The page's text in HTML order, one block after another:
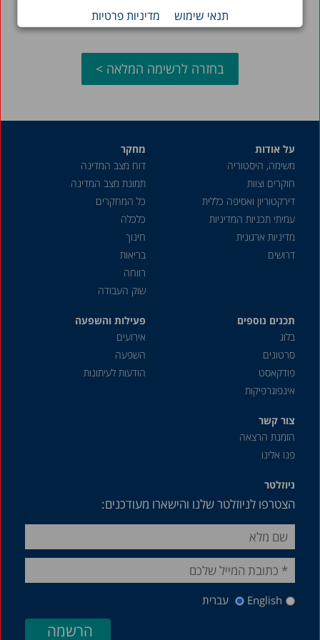
תנאי שימוש מדיניות פרטיות
בחזרה לרשימה המלאה >
על אודות
משימה, היסטוריה
חוקרים וצוות
דירקטוריון ואסיפה כללית
עמיתי תכניות המדיניות
מדיניות ארגונית
דרושים
מחקר
דוח מצב המדינה
תמונת מצב המדינה
כל המחקרים
כלכלה
חינוך
בריאות
רווחה
שוק העבודה
תכנים נוספים
בלוג
סרטונים
פודקאסט
אינפוגרפיקות
פעילות והשפעה
אירועים
השפעה
הודעות לעיתונות
צור קשר
הזמנת הרצאה
פנו אלינו
ניוזלטר
הצטרפו לניוזלטר שלנו והישארו מעודכנים:
English עברית